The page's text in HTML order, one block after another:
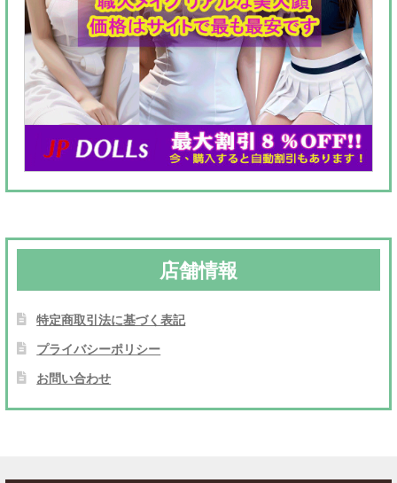
店舗情報
特定商取引法に基づく表記
プライバシーポリシー
お問い合わせ